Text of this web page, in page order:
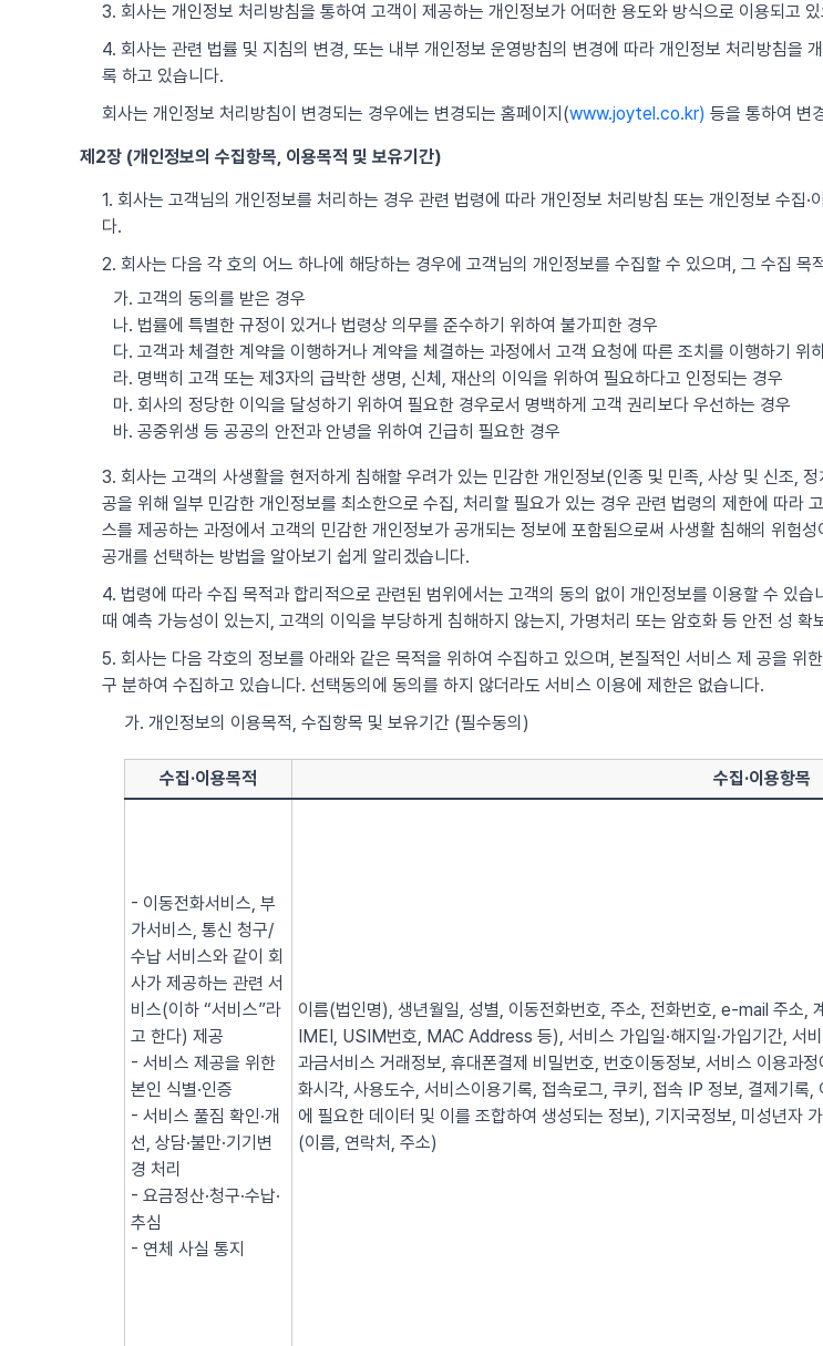
3. 회사는 개인정보 처리방침을 통하여 고객이 제공하는 개인정보가 어떠한 용도와 방식으로 이용되고
4. 회사는 관련 법률 및 지침의 변경, 또는 내부 개인정보 운영방침의 변경에 따라 개인정보 처리방침을
록 하고 있습니다.
회사는 개인정보 처리방침이 변경되는 경우에는 변경되는 홈페이지(www.joytel.co.kr) 등을 통하여 변
제2장 (개인정보의 수집항목, 이용목적 및 보유기간)
1. 회사는 고객님의 개인정보를 처리하는 경우 관련 법령에 따라 개인정보 처리방침 또는 개인정보 수집
다.
2. 회사는 다음 각 호의 어느 하나에 해당하는 경우에 고객님의 개인정보를 수집할 수 있으며, 그 수집 목
가. 고객의 동의를 받은 경우
나. 법률에 특별한 규정이 있거나 법령상 의무를 준수하기 위하여 불가피한 경우
다. 고객과 체결한 계약을 이행하거나 계약을 체결하는 과정에서 고객 요청에 따른 조치를 이행하기 위
라. 명백히 고객 또는 제3자의 급박한 생명, 신체, 재산의 이익을 위하여 필요하다고 인정되는 경우
마. 회사의 정당한 이익을 달성하기 위하여 필요한 경우로서 명백하게 고객 권리보다 우선하는 경우
바. 공중위생 등 공공의 안전과 안녕을 위하여 긴급히 필요한 경우
3. 회사는 고객의 사생활을 현저하게 침해할 우려가 있는 민감한 개인정보(인종 및 민족, 사상 및 신조,
공을 위해 일부 민감한 개인정보를 최소한으로 수집, 처리할 필요가 있는 경우 관련 법령의 제한에 따라
스를 제공하는 과정에서 고객의 민감한 개인정보가 공개되는 정보에 포함됨으로써 사생활 침해의 위험
공개를 선택하는 방법을 알아보기 쉽게 알리겠습니다.
4. 법령에 따라 수집 목적과 합리적으로 관련된 범위에서는 고객의 동의 없이 개인정보를 이용할 수 있
때 예측 가능성이 있는지, 고객의 이익을 부당하게 침해하지 않는지, 가명처리 또는 암호화 등 안전 성 확
5. 회사는 다음 각호의 정보를 아래와 같은 목적을 위하여 수집하고 있으며, 본질적인 서비스 제 공을 위
구 분하여 수집하고 있습니다. 선택동의에 동의를 하지 않더라도 서비스 이용에 제한은 없습니다.
가. 개인정보의 이용목적, 수집항목 및 보유기간 (필수동의)
수집·이용목적 수집·이용항목
- 이동전화서비스, 부
가서비스, 통신 청구/
수납 서비스와 같이 회
사가 제공하는 관련 서
비스(이하 “서비스”라
고 한다) 제공
- 서비스 제공을 위한
본인 식별·인증
- 서비스 풀짐 확인·개
선, 상담·불만·기기변
경 처리
- 요금정산·청구·수납·
추심
- 연체 사실 통지
이름(법인명), 생년월일, 성별, 이동전화번호, 주소, 전화번호, e-mail 주소,
IMEI, USIM번호, MAC Address 등), 서비스 가입일·해지일·가입기간, 서
과금서비스 거래정보, 휴대폰결제 비밀번호, 번호이동정보, 서비스 이용과
화시각, 사용도수, 서비스이용기록, 접속로그, 쿠키, 접속 IP 정보, 결제기록
에 필요한 데이터 및 이를 조합하여 생성되는 정보), 기지국정보, 미성년자
(이름, 연락처, 주소)